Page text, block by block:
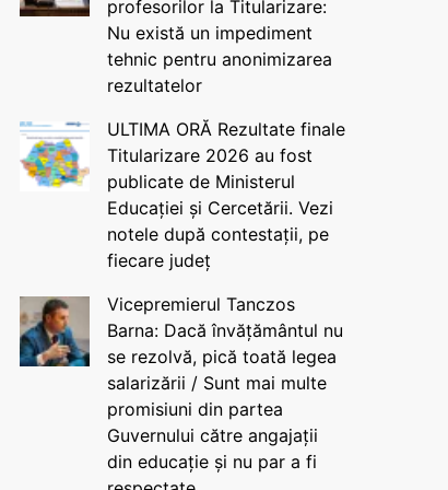
profesorilor la Titularizare:
Nu există un impediment
tehnic pentru anonimizarea
rezultatelor
ULTIMA ORĂ Rezultate finale
Titularizare 2026 au fost
publicate de Ministerul
Educației și Cercetării. Vezi
notele după contestații, pe
fiecare județ
Vicepremierul Tanczos
Barna: Dacă învățământul nu
se rezolvă, pică toată legea
salarizării / Sunt mai multe
promisiuni din partea
Guvernului către angajații
din educație și nu par a fi